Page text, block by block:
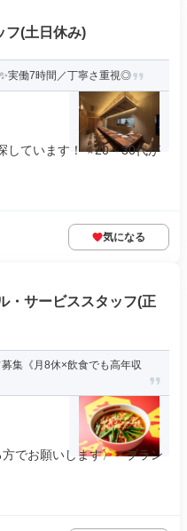
フ(土日休み)
実働7時間／丁寧さ重視◎
しています！ ⭐20～30代が
気になる
・サービススタッフ(正
集《月8休×飲食でも高年収
でお願いします〉 * ブラン